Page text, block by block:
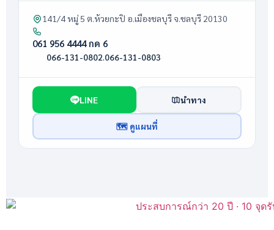
141/4 หมู่ 5 ต.ห้วยกะปิ อ.เมืองชลบุรี จ.ชลบุรี 20130
061 956 4444 กด 6
066-131-0802·066-131-0803
LINE นำทาง
🗺 ดูแผนที่